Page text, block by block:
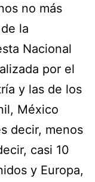
no más
la
Nacional
por el
y las de los
México
decir, menos
casi 10
y Europa,